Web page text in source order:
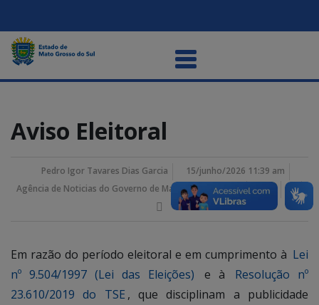
Aviso Eleitoral
Pedro Igor Tavares Dias Garcia
15/junho/2026 11:39 am
Agência de Noticias do Governo de Mato Grosso do Sul
Em razão do período eleitoral e em cumprimento à Lei
nº 9.504/1997 (Lei das Eleições)
e à
Resolução nº
23.610/2019 do TSE , que disciplinam a publicidade